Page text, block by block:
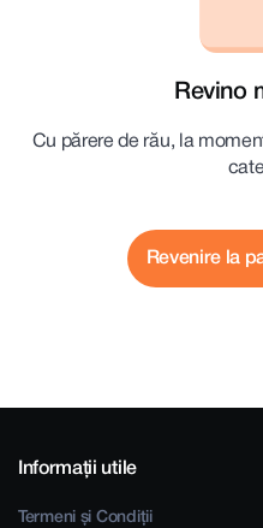
Revino
Cu părere de rău, la
Revenire la
Informații utile
Termeni și Condiții